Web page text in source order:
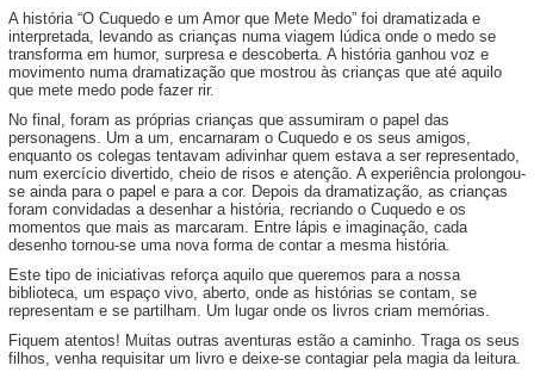
A história “O Cuquedo e um Amor que Mete Medo” foi dramatizada e
interpretada, levando as crianças numa viagem lúdica onde o medo se
transforma em humor, surpresa e descoberta. A história ganhou voz e
movimento numa dramatização que mostrou às crianças que até aquilo
que mete medo pode fazer rir.
No final, foram as próprias crianças que assumiram o papel das
personagens. Um a um, encarnaram o Cuquedo e os seus amigos,
enquanto os colegas tentavam adivinhar quem estava a ser representado,
num exercício divertido, cheio de risos e atenção. A experiência prolongou-
se ainda para o papel e para a cor. Depois da dramatização, as crianças
foram convidadas a desenhar a história, recriando o Cuquedo e os
momentos que mais as marcaram. Entre lápis e imaginação, cada
desenho tornou-se uma nova forma de contar a mesma história.
Este tipo de iniciativas reforça aquilo que queremos para a nossa
biblioteca, um espaço vivo, aberto, onde as histórias se contam, se
representam e se partilham. Um lugar onde os livros criam memórias.
Fiquem atentos! Muitas outras aventuras estão a caminho. Traga os seus
filhos, venha requisitar um livro e deixe-se contagiar pela magia da leitura.